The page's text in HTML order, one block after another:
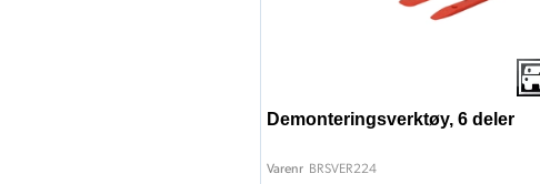
Demonteringsverktøy, 6 deler
Varenr BRSVER224